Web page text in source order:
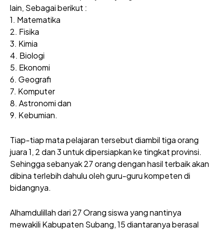
lain, Sebagai berikut :
1. Matematika
2. Fisika
3. Kimia
4. Biologi
5. Ekonomi
6. Geografi
7. Komputer
8. Astronomi dan
9. Kebumian.
Tiap-tiap mata pelajaran tersebut diambil tiga orang
juara 1, 2 dan 3 untuk dipersiapkan ke tingkat provinsi.
Sehingga sebanyak 27 orang dengan hasil terbaik akan
dibina terlebih dahulu oleh guru-guru kompeten di
bidangnya.
Alhamdulillah dari 27 Orang siswa yang nantinya
mewakili Kabupaten Subang, 15 diantaranya berasal